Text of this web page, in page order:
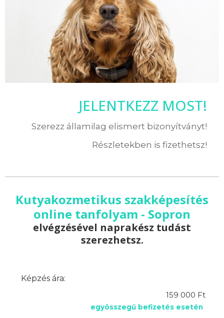
JELENTKEZZ MOST!
Szerezz államilag elismert bizonyítványt!
Részletekben is fizethetsz!
Kutyakozmetikus szakképesítés
online tanfolyam - Sopron
elvégzésével naprakész tudást
szerezhetsz.
Képzés ára:
159 000 Ft
egyösszegű befizetés esetén